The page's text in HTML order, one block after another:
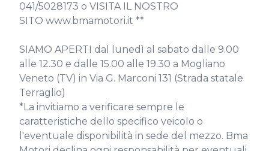
041/5028173 o VISITA IL NOSTRO
SITO www.bmamotori.it **
SIAMO APERTI dal lunedì al sabato dalle 9.00
alle 12.30 e dalle 15.00 alle 19.30 a Mogliano
Veneto (TV) in Via G. Marconi 131 (Strada statale
Terraglio)
*La invitiamo a verificare sempre le
caratteristiche dello specifico veicolo o
l'eventuale disponibilità in sede del mezzo. Bma